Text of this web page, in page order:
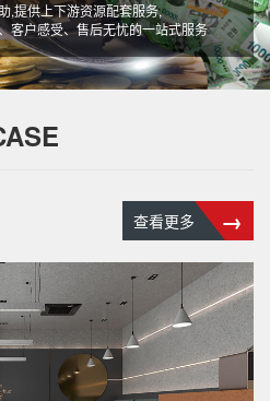
,提供上下游资源配套服务,
客户感受、售后无忧的一站式服务
→
查看更多